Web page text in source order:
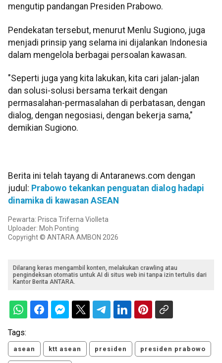
mengutip pandangan Presiden Prabowo.
Pendekatan tersebut, menurut Menlu Sugiono, juga
menjadi prinsip yang selama ini dijalankan Indonesia
dalam mengelola berbagai persoalan kawasan.
"Seperti juga yang kita lakukan, kita cari jalan-jalan
dan solusi-solusi bersama terkait dengan
permasalahan-permasalahan di perbatasan, dengan
dialog, dengan negosiasi, dengan bekerja sama,"
demikian Sugiono.
Berita ini telah tayang di Antaranews.com dengan
judul: Prabowo tekankan penguatan dialog hadapi
dinamika di kawasan ASEAN
Pewarta: Prisca Triferna Violleta
Uploader: Moh Ponting
Copyright © ANTARA AMBON 2026
Dilarang keras mengambil konten, melakukan crawling atau
pengindeksan otomatis untuk AI di situs web ini tanpa izin tertulis dari
Kantor Berita ANTARA.
Tags:
asean ktt asean presiden presiden prabowo